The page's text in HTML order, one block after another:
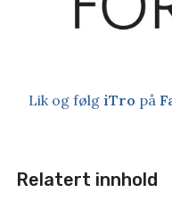
Lik og følg iTro på
Relatert innhold